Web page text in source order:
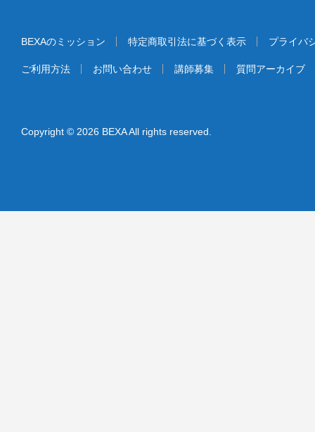
BEXAのミッション 特定商取引法に基づく表示 プライバ
ご利用方法 お問い合わせ 講師募集 質問アーカイブ
Copyright © 2026 BEXA All rights reserved.